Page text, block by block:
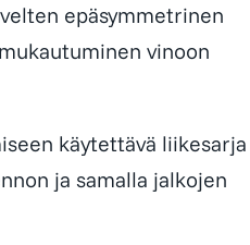
epäsymmetrinen
vinoon
käytettävä liikesarja
ja samalla jalkojen